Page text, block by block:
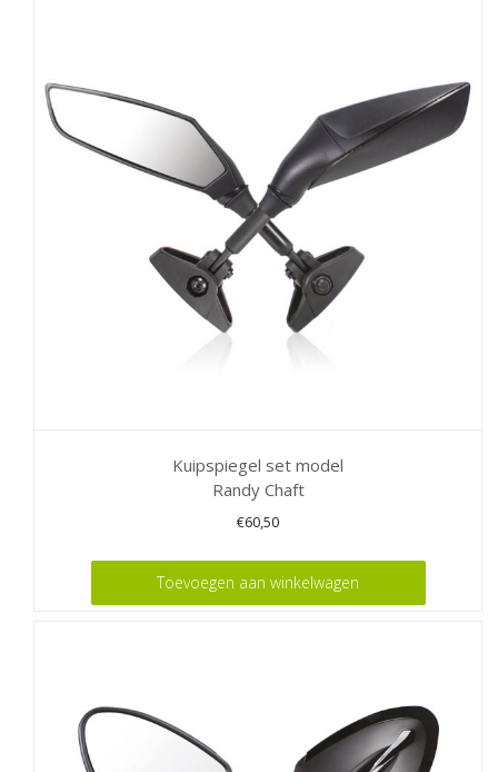
Kuipspiegel set model
Randy Chaft
€60,50
Toevoegen aan winkelwagen